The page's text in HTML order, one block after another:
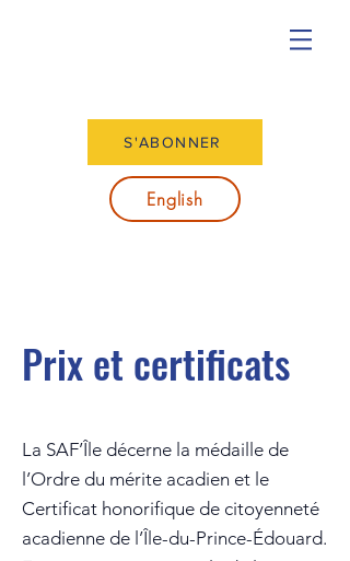
S'ABONNER
English
Prix et certificats
La SAF’Île décerne la médaille de
l’Ordre du mérite acadien et le
Certificat honorifique de citoyenneté
acadienne de l’Île-du-Prince-Édouard.